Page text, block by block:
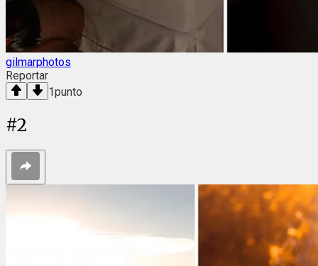
gilmarphotos
Reportar
1punto
#2